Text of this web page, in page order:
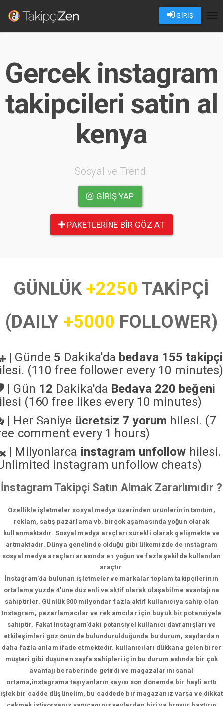
GİRİŞ
Gercek instagram
takipcileri satin al
kenya
Sosyal ve Trend
GIRIŞ YAP
PAKETLERINE BIR GÖZ AT
GÜNLÜK+2250 TAKİPÇİ
(DAILY +5000 FOLLOWER)
| Günde 5 Dakika'da bedava 155 takipçi
(110 free follower every 10 minutes)
| Gün 12 Dakika'da Bedava 220 beğeni
(160 free likes every 10 minutes)
| Her Saniye ücretsiz 7 yorum hilesi. (7
comment every 1 hours)
| Milyonlarca instagram unfollow hilesi.
instagram unfollow cheats)
İnstagram Takipçi Satın Almak Zararlımıdır ?
Özellikle işletmeler sosyal medya üzerinden ürünlerinin tanıtım,
reklam, satış pazarlama vb. birçok aşamasında yoğun olarak
kullanmaktadır. Sosyal medya araçları sürekli olarak gelişmekte ve
artmaktadır. Dünya genelinde olduğu gibi ülkemizde de ınstagram
sosyal medya araçları arasında en yoğun ve fazla şekilde kullanılan
araçtır
İnstagram'da bulunan işletmeler ve markalar toplam takipçilerinin
ortalama yüzde 4'üne düzenli ve aktif olarak ulaşabilme avantajına
sahiptirler. Günlük 300 milyondan fazla aktif kullanıcıya sahip olan
Instagram, pazarlamacılar ve reklamcılar için büyük bir potansiyele
sahiptir. Fakat Instagram'daki potansiyel kullanıcı davranışları ve
etkileşimleri göz önünde bulundurulduğunda bu durum, sayılardan
daha fazla anlam ifade etmektedir. kullanıcıları dükkana gelen birer
müşteri gibi düşünen sayfa sahipleri için bu durum aslında bir çok
avantajı beraberinde getirdi ve magazalarını sanal
ortama,instagrama taşıyanların sayısı son dönemde bir hayli arttı
işlek bir cadde düşünelim, bu caddede bir magazanız varsa ve dikkat